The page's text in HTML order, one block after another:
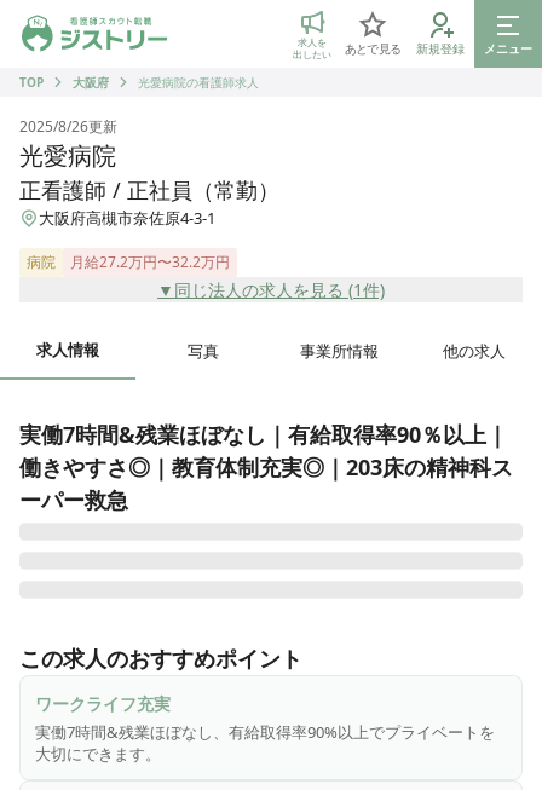
ジストリー 看護師の転職マッチング
求人を
出したい
あとで見る 新規登録
メニュー
TOP
大阪府 光愛病院の看護師求人
2025/8/26更新
光愛病院
正看護師 / 正社員（常勤）
大阪府高槻市奈佐原4-3-1
病院 月給27.2万円〜32.2万円
▼同じ法人の求人を見る (1件)
求人情報 写真 事業所情報 他の求人
実働7時間&残業ほぼなし｜有給取得率90％以上｜
働きやすさ◎｜教育体制充実◎｜203床の精神科ス
ーパー救急
精神科病院です。1964年の創立以来、地域とのつながりを大
切にした精神医療を実践してきました。病棟は精神科救急、
精神一般、精神療養に分かれており、急性期から療養、社会
復帰支援まで一貫した治療体制を整えています。また、患者
様が退院後も地域で安心して生活できるよう、訪問看護ステ
ーションの設置や地域の診療所・作業所との連携など、幅広
この求人のおすすめポイント
ワークライフ充実
実働7時間&残業ほぼなし、有給取得率90%以上でプライベートを
大切にできます。